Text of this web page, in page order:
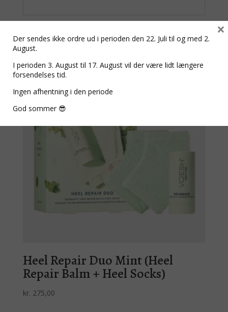
Relaterede varer
Heel Repair Duo Mint (Heel
Repair Balm + Heel Socks)
kr. 275,00
Der sendes ikke ordre ud i perioden den 22. Juli til og med 2.
August.
I perioden 3. August til 17. August vil der være lidt længere
forsendelses tid.
Ingen afhentning i den periode
God sommer 😎
×